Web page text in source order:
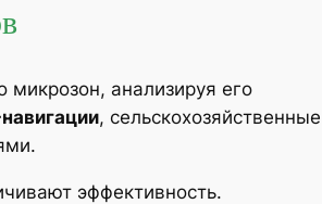
анализируя его
, сельскохозяйственные
эффективность.